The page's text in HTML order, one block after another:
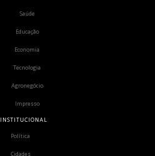
Saúde
Educação
Economia
Tecnologia
Agronegócio
Impresso
INSTITUCIONAL
Política
Cidades